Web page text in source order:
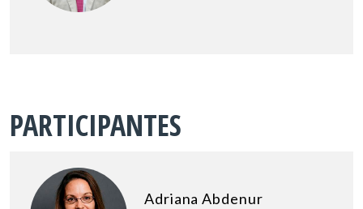
PARTICIPANTES
Adriana Abdenur